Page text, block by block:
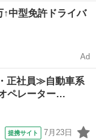
↑中型免許ドライバ
Ad
正社員≫自動車系
ペレーター…
提携サイト 7月23日